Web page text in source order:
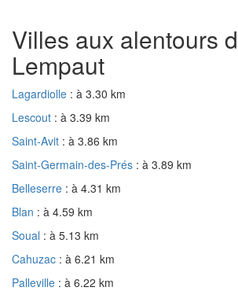
Villes aux alentours
Lempaut
Lagardiolle : à 3.30 km
Lescout : à 3.39 km
Saint-Avit : à 3.86 km
Saint-Germain-des-Prés : à 3.89 km
Belleserre : à 4.31 km
Blan : à 4.59 km
Soual : à 5.13 km
Cahuzac : à 6.21 km
Palleville : à 6.22 km